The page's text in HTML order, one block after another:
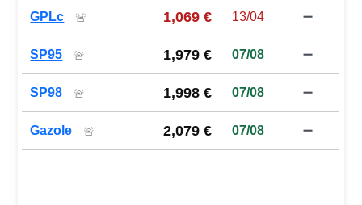
GPLc 🚨 1,069 € 13/04 ➖
SP95 🚨 1,979 € 07/08 ➖
SP98 🚨 1,998 € 07/08 ➖
Gazole 🚨 2,079 € 07/08 ➖